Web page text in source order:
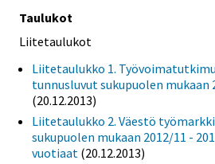
Taulukot
Liitetaulukot
Liitetaulukko 1.
tunnusluvut sukupuolen mukaan
(20.12.2013)
Liitetaulukko 2. Väestö
sukupuolen mukaan 2012/11 -
vuotiaat (20.12.2013)